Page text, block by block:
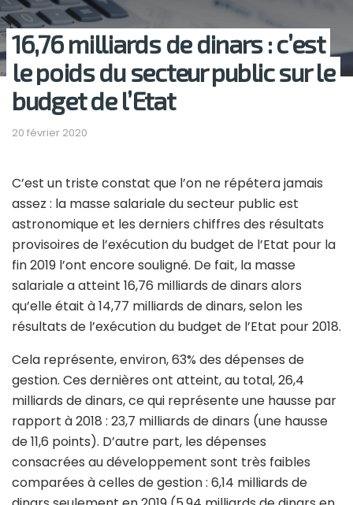
16,76 milliards de dinars : c’est
le poids du secteur public sur le
budget de l’Etat
20 février 2020
C’est un triste constat que l’on ne répétera jamais
assez : la masse salariale du secteur public est
astronomique et les derniers chiffres des résultats
provisoires de l’exécution du budget de l’Etat pour la
fin 2019 l’ont encore souligné. De fait, la masse
salariale a atteint 16,76 milliards de dinars alors
qu’elle était à 14,77 milliards de dinars, selon les
résultats de l’exécution du budget de l’Etat pour 2018.
Cela représente, environ, 63% des dépenses de
gestion. Ces dernières ont atteint, au total, 26,4
milliards de dinars, ce qui représente une hausse par
rapport à 2018 : 23,7 milliards de dinars (une hausse
de 11,6 points). D’autre part, les dépenses
consacrées au développement sont très faibles
comparées à celles de gestion : 6,14 milliards de